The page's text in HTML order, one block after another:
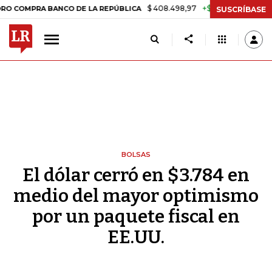
BANCO DE LA REPÚBLICA $ 408.498,97 +$ 8.753,81 +2,19%
SUSCRÍBASE
BOLSAS
El dólar cerró en $3.784 en
medio del mayor optimismo
por un paquete fiscal en
EE.UU.